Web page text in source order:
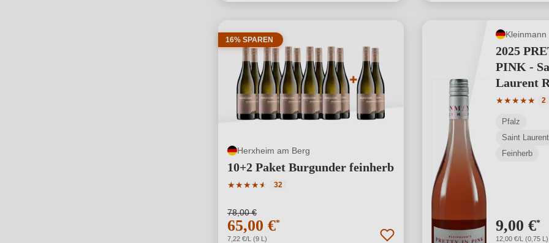
16% SPAREN
Herxheim am Berg
10+2 Paket Burgunder feinherb
★★★★★
★
Durchschnittliche Bewertung von 4.91 von 5 Sternen
32
78,00 €
65,00 €*
7,22 €/L (9 L)
Kleinmann
2025
PINK -
Laurent
★★★★★ 2
Pfalz
Saint Laurent
Feinherb
9,00 €*
12,00 €/L (0,75 L)